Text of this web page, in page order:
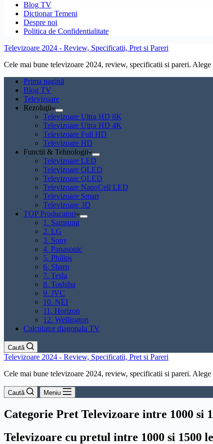
Blog TV
Dictionar Temeni
Despre noi
Politica de Confidentialitate
Televizoare 2024 - Review, Specificatii, Pret si Pareri
Cele mai bune televizoare 2024, review, specificatii si pareri.
Prima pagină
Blog TV
Televizoare
Rezoluţii
Televizoare Ultra HD 8K
Televizoare Ultra HD 4K
Televizoare Full HD
Televizoare HD
Functii & Tehnologii
Televizoare LED
Televizoare OLED
Televizoare QLED
Televizoare NanoCell LED
Televizoare Smart
Televizoare 3D
TOP Producatori
1. Samsung
2. LG
3. Sony
4. Panasonic
5. Philips
6. Sharp
7. Tesla
8. Toshiba
9. JVC
10. NEI
11. Horizon
12. Wellington
Calculator diagonala TV
Caută
Televizoare 2024 - Review, Specificatii, Pret si Pareri
Cele mai bune televizoare 2024, review, specificatii si pareri.
Caută Meniu
Categorie Pret Televizoare intre 1000 si
Televizoare cu pretul intre 1000 si 1500